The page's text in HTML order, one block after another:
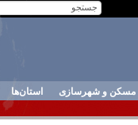
مسکن و شهرسازی استان‌ها